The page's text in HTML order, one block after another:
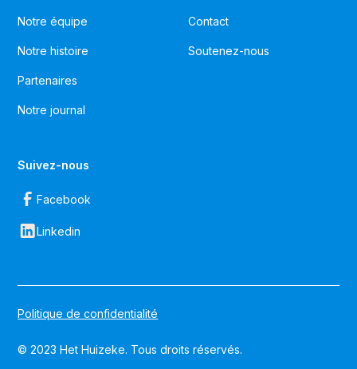
Notre équipe
Notre histoire
Partenaires
Notre journal
Contact
Soutenez-nous
Suivez-nous
Facebook
Linkedin
© 2023 Het Huizeke. Tous droits réservés.
Politique de confidentialité